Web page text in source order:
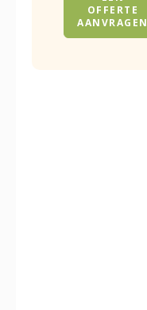
OFFERTE
AANVRAGEN